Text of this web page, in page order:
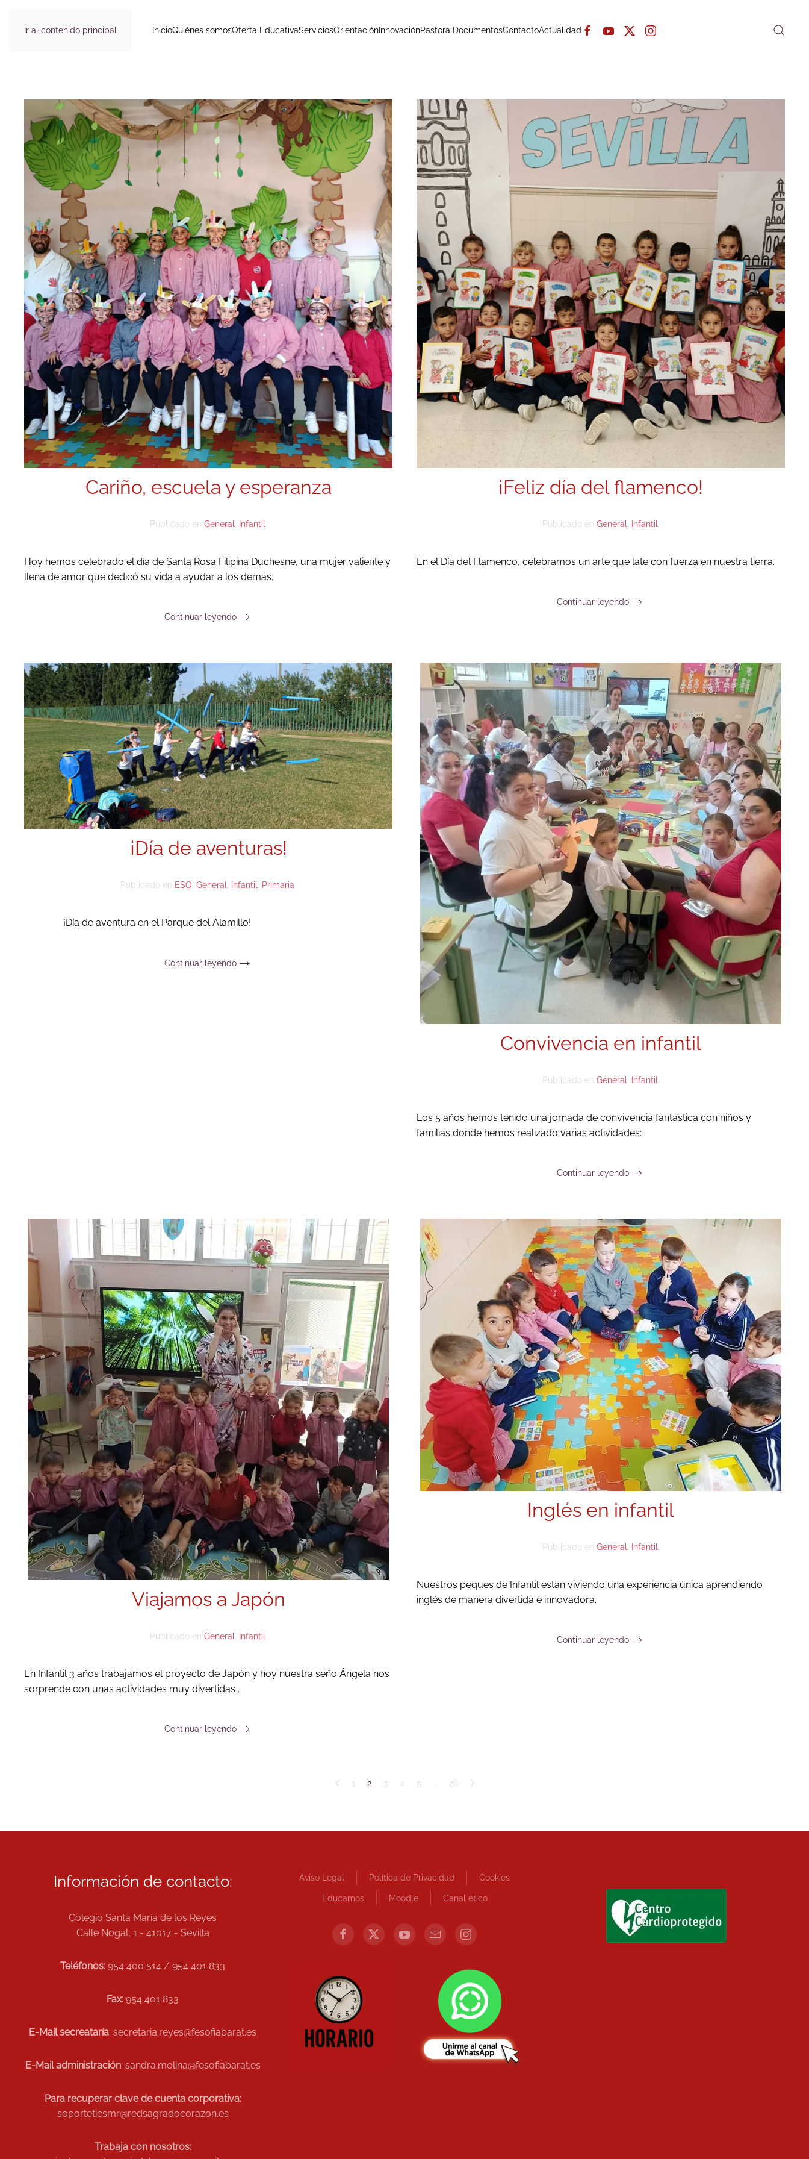
Ir al contenido principal InicioQuiénes somosOferta EducativaServiciosOrientación InnovaciónPastoral DocumentosContactoActualidad
Cariño, escuela y esperanza
Publicado en General Infantil
Hoy hemos celebrado el día de Santa Rosa Filipina Duchesne, una mujer valiente y
llena de amor que dedicó su vida a ayudar a los demás.
Continuar leyendo
¡Feliz día del flamenco!
Publicado en General Infantil
En el Día del Flamenco, celebramos un arte que late con fuerza en nuestra tierra.
Continuar leyendo
¡Día de aventuras!
Publicado en ESO General Infantil Primaria
¡Día de aventura en el Parque del Alamillo!
Continuar leyendo
Convivencia en infantil
Publicado en General Infantil
Los 5 años hemos tenido una jornada de convivencia fantástica con niños y
familias donde hemos realizado varias actividades:
Continuar leyendo
Viajamos a Japón
Publicado en General Infantil
En Infantil 3 años trabajamos el proyecto de Japón y hoy nuestra seño Ángela nos
sorprende con unas actividades muy divertidas .
Continuar leyendo
Inglés en infantil
Publicado en General Infantil
Nuestros peques de Infantil están viviendo una experiencia única aprendiendo
inglés de manera divertida e innovadora.
Continuar leyendo
1 2 3 4 5 26
Información de contacto:
Colegio Santa María de los Reyes
Calle Nogal, 1 - 41017 - Sevilla
Teléfonos: 954 400 514 / 954 401 833
Fax: 954 401 833
E-Mail secreataría: secretaria.reyes@fesofiabarat.es
E-Mail administración: sandra.molina@fesofiabarat.es
Para recuperar clave de cuenta corporativa:
soporteticsmr@redsagradocorazon.es
Trabaja con nosotros:
Aviso Legal Política de Privacidad Cookies
Educamos Moodle Canal ético